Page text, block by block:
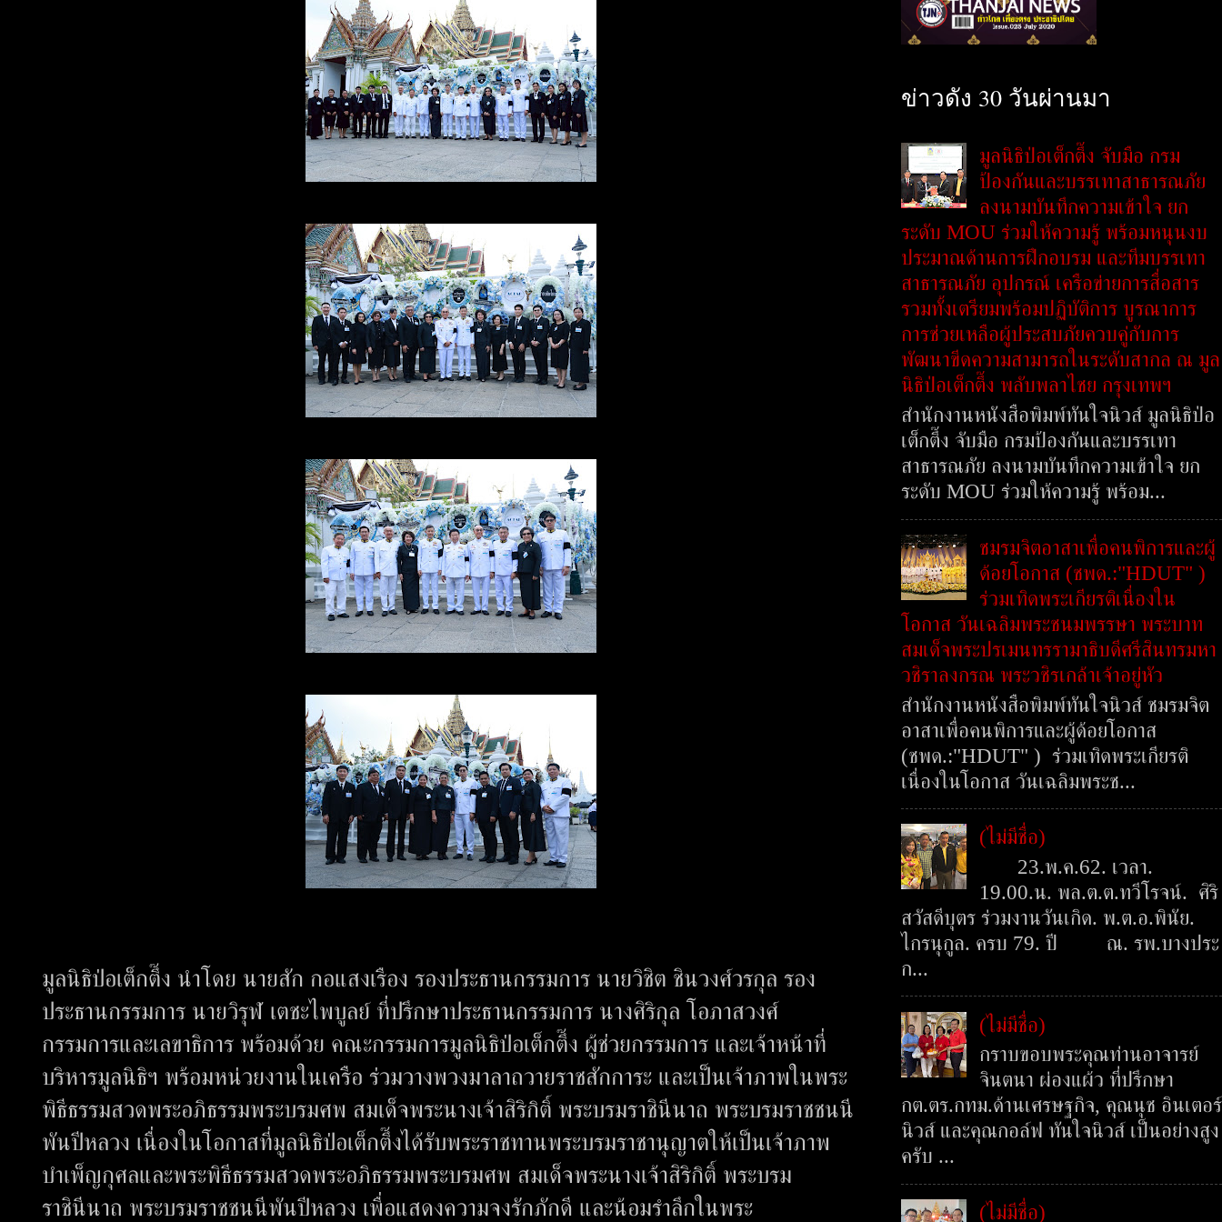
มูลนิธิป่อเต็กตึ๊ง นำโดย นายสัก กอแสงเรือง รองประธานกรรมการ นายวิชิต ชินวงศ์วรกุล รอง
ประธานกรรมการ นายวิรุฬ เตชะไพบูลย์ ที่ปรึกษาประธานกรรมการ นางศิริกุล โอภาสวงศ์
กรรมการและเลขาธิการ พร้อมด้วย คณะกรรมการมูลนิธิป่อเต็กตึ๊ง ผู้ช่วยกรรมการ และเจ้าหน้าที่
บริหารมูลนิธิฯ พร้อมหน่วยงานในเครือ ร่วมวางพวงมาลาถวายราชสักการะ และเป็นเจ้าภาพในพระ
พิธีธรรมสวดพระอภิธรรมพระบรมศพ สมเด็จพระนางเจ้าสิริกิติ์ พระบรมราชินีนาถ พระบรมราชชนนี
พันปีหลวง เนื่องในโอกาสที่มูลนิธิป่อเต็กตึ๊งได้รับพระราชทานพระบรมราชานุญาตให้เป็นเจ้าภาพ
บำเพ็ญกุศลและพระพิธีธรรมสวดพระอภิธรรมพระบรมศพ สมเด็จพระนางเจ้าสิริกิติ์ พระบรม
ราชินีนาถ พระบรมราชชนนีพันปีหลวง เพื่อแสดงความจงรักภักดี และน้อมรำลึกในพระ
ข่าวดัง 30 วันผ่านมา
มูลนิธิป่อเต็กตึ๊ง จับมือ กรม
ป้องกันและบรรเทาสาธารณภัย
ลงนามบันทึกความเข้าใจ ยก
ระดับ MOU ร่วมให้ความรู้ พร้อมหนุนงบ
ประมาณด้านการฝึกอบรม และทีมบรรเทา
สาธารณภัย อุปกรณ์ เครือข่ายการสื่อสาร
รวมทั้งเตรียมพร้อมปฏิบัติการ บูรณาการ
การช่วยเหลือผู้ประสบภัยควบคู่กับการ
พัฒนาขีดความสามารถในระดับสากล ณ มูล
นิธิป่อเต็กตึ๊ง พลับพลาไชย กรุงเทพฯ
สำนักงานหนังสือพิมพ์ทันใจนิวส์ มูลนิธิป่อ
เต็กตึ๊ง จับมือ กรมป้องกันและบรรเทา
สาธารณภัย ลงนามบันทึกความเข้าใจ ยก
ระดับ MOU ร่วมให้ความรู้ พร้อม...
ชมรมจิตอาสาเพื่อคนพิการและผู้
ด้อยโอกาส (ชพด.:"HDUT" )
ร่วมเทิดพระเกียรติเนื่องใน
โอกาส วันเฉลิมพระชนมพรรษา พระบาท
สมเด็จพระปรเมนทรรามาธิบดีศรีสินทรมหา
วชิราลงกรณ พระวชิรเกล้าเจ้าอยู่หัว
สำนักงานหนังสือพิมพ์ทันใจนิวส์ ชมรมจิต
อาสาเพื่อคนพิการและผู้ด้อยโอกาส
(ชพด.:"HDUT" ) ร่วมเทิดพระเกียรติ
เนื่องในโอกาส วันเฉลิมพระช...
(ไม่มีชื่อ)
23.พ.ค.62. เวลา.
19.00.น. พล.ต.ต.ทวีโรจน์. ศิริ
สวัสดีบุตร ร่วมงานวันเกิด. พ.ต.อ.พินัย.
ไกรนุกูล. ครบ 79. ปี ณ. รพ.บางประ
ก...
(ไม่มีชื่อ)
กราบขอบพระคุณท่านอาจารย์
จินตนา ผ่องแผ้ว ที่ปรึกษา
กต.ตร.กทม.ด้านเศรษฐกิจ, คุณนุช อินเตอร์
นิวส์ และคุณกอล์ฟ ทันใจนิวส์ เป็นอย่างสูง
ครับ ...
(ไม่มีชื่อ)